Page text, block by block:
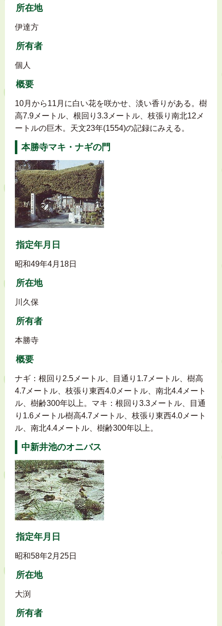
所在地
伊達方
所有者
個人
概要
10月から11月に白い花を咲かせ、淡い香りがある。樹
高7.9メートル、根回り3.3メートル、枝張り南北12メ
ートルの巨木。天文23年(1554)の記録にみえる。
本勝寺マキ・ナギの門
指定年月日
昭和49年4月18日
所在地
川久保
所有者
本勝寺
概要
ナギ：根回り2.5メートル、目通り1.7メートル、樹高
4.7メートル、枝張り東西4.0メートル、南北4.4メート
ル、樹齢300年以上。マキ：根回り3.3メートル、目通
り1.6メートル樹高4.7メートル、枝張り東西4.0メート
ル、南北4.4メートル、樹齢300年以上。
中新井池のオニバス
指定年月日
昭和58年2月25日
所在地
大渕
所有者